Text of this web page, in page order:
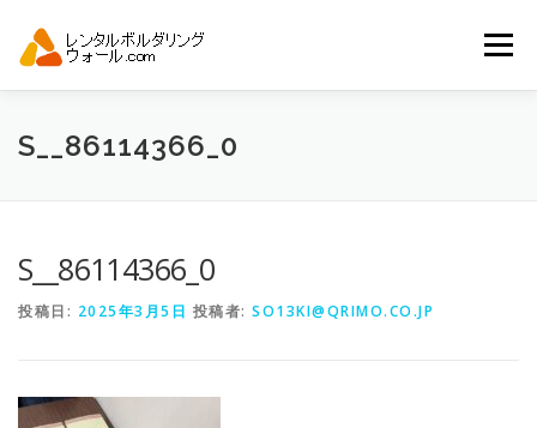
メニュー
トップ 自動見積り
S__86114366_0
S__86114366_0
投稿日: 2025年3月5日 投稿者: SO13KI@QRIMO.CO.JP